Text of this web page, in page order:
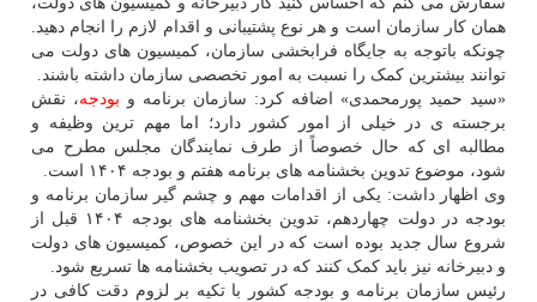
همان کار سازمان است و هر نوع پشتیبانی و اقدام لازم را انجام دهید.
چونکه باتوجه به جایگاه فرابخشی سازمان، کمیسیون های دولت می
توانند بیشترین کمک را نسبت به امور تخصصی سازمان داشته باشند.
«سید حمید پورمحمدی» اضافه کرد: سازمان برنامه و بودجه، نقش
برجسته ی در خیلی از امور کشور دارد؛ اما مهم ترین وظیفه و
مطالبه ای که حال خصوصاً از طرف نمایندگان مجلس مطرح می
شود، موضوع تدوین بخشنامه های برنامه هفتم و بودجه ۱۴۰۴ است.
وی اظهار داشت: یکی از اقدامات مهم و چشم گیر سازمان برنامه و
بودجه در دولت چهاردهم، تدوین بخشنامه های بودجه ۱۴۰۴ قبل از
شروع سال جدید بوده است که در این خصوص، کمیسیون های دولت
و دبیرخانه نیز باید کمک کنند که در تصویب بخشنامه ها تسریع شود.
رئیس سازمان برنامه و بودجه کشور با تکیه بر لزوم دقت کافی در